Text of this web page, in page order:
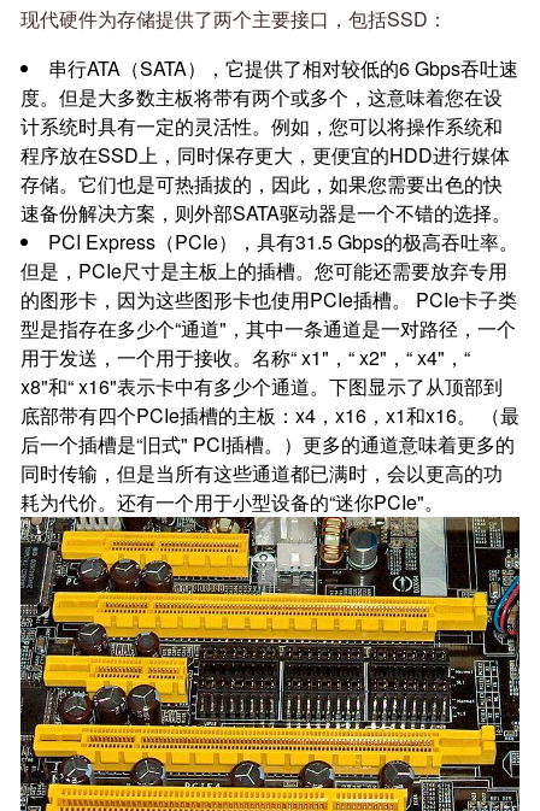
现代硬件为存储提供了两个主要接口，包括SSD：
串行ATA（SATA），它提供了相对较低的6 Gbps吞吐速
度。但是大多数主板将带有两个或多个，这意味着您在设
计系统时具有一定的灵活性。例如，您可以将操作系统和
程序放在SSD上，同时保存更大，更便宜的HDD进行媒体
存储。它们也是可热插拔的，因此，如果您需要出色的快
速备份解决方案，则外部SATA驱动器是一个不错的选择。
PCI Express（PCIe），具有31.5 Gbps的极高吞吐率。
但是，PCIe尺寸是主板上的插槽。您可能还需要放弃专用
的图形卡，因为这些图形卡也使用PCIe插槽。 PCIe卡子类
型是指存在多少个“通道"，其中一条通道是一对路径，一个
用于发送，一个用于接收。名称“ x1"，“ x2"，“ x4"，“
x8"和“ x16"表示卡中有多少个通道。下图显示了从顶部到
底部带有四个PCIe插槽的主板：x4，x16，x1和x16。 （最
后一个插槽是“旧式" PCI插槽。）更多的通道意味着更多的
同时传输，但是当所有这些通道都已满时，会以更高的功
耗为代价。还有一个用于小型设备的“迷你PCIe"。